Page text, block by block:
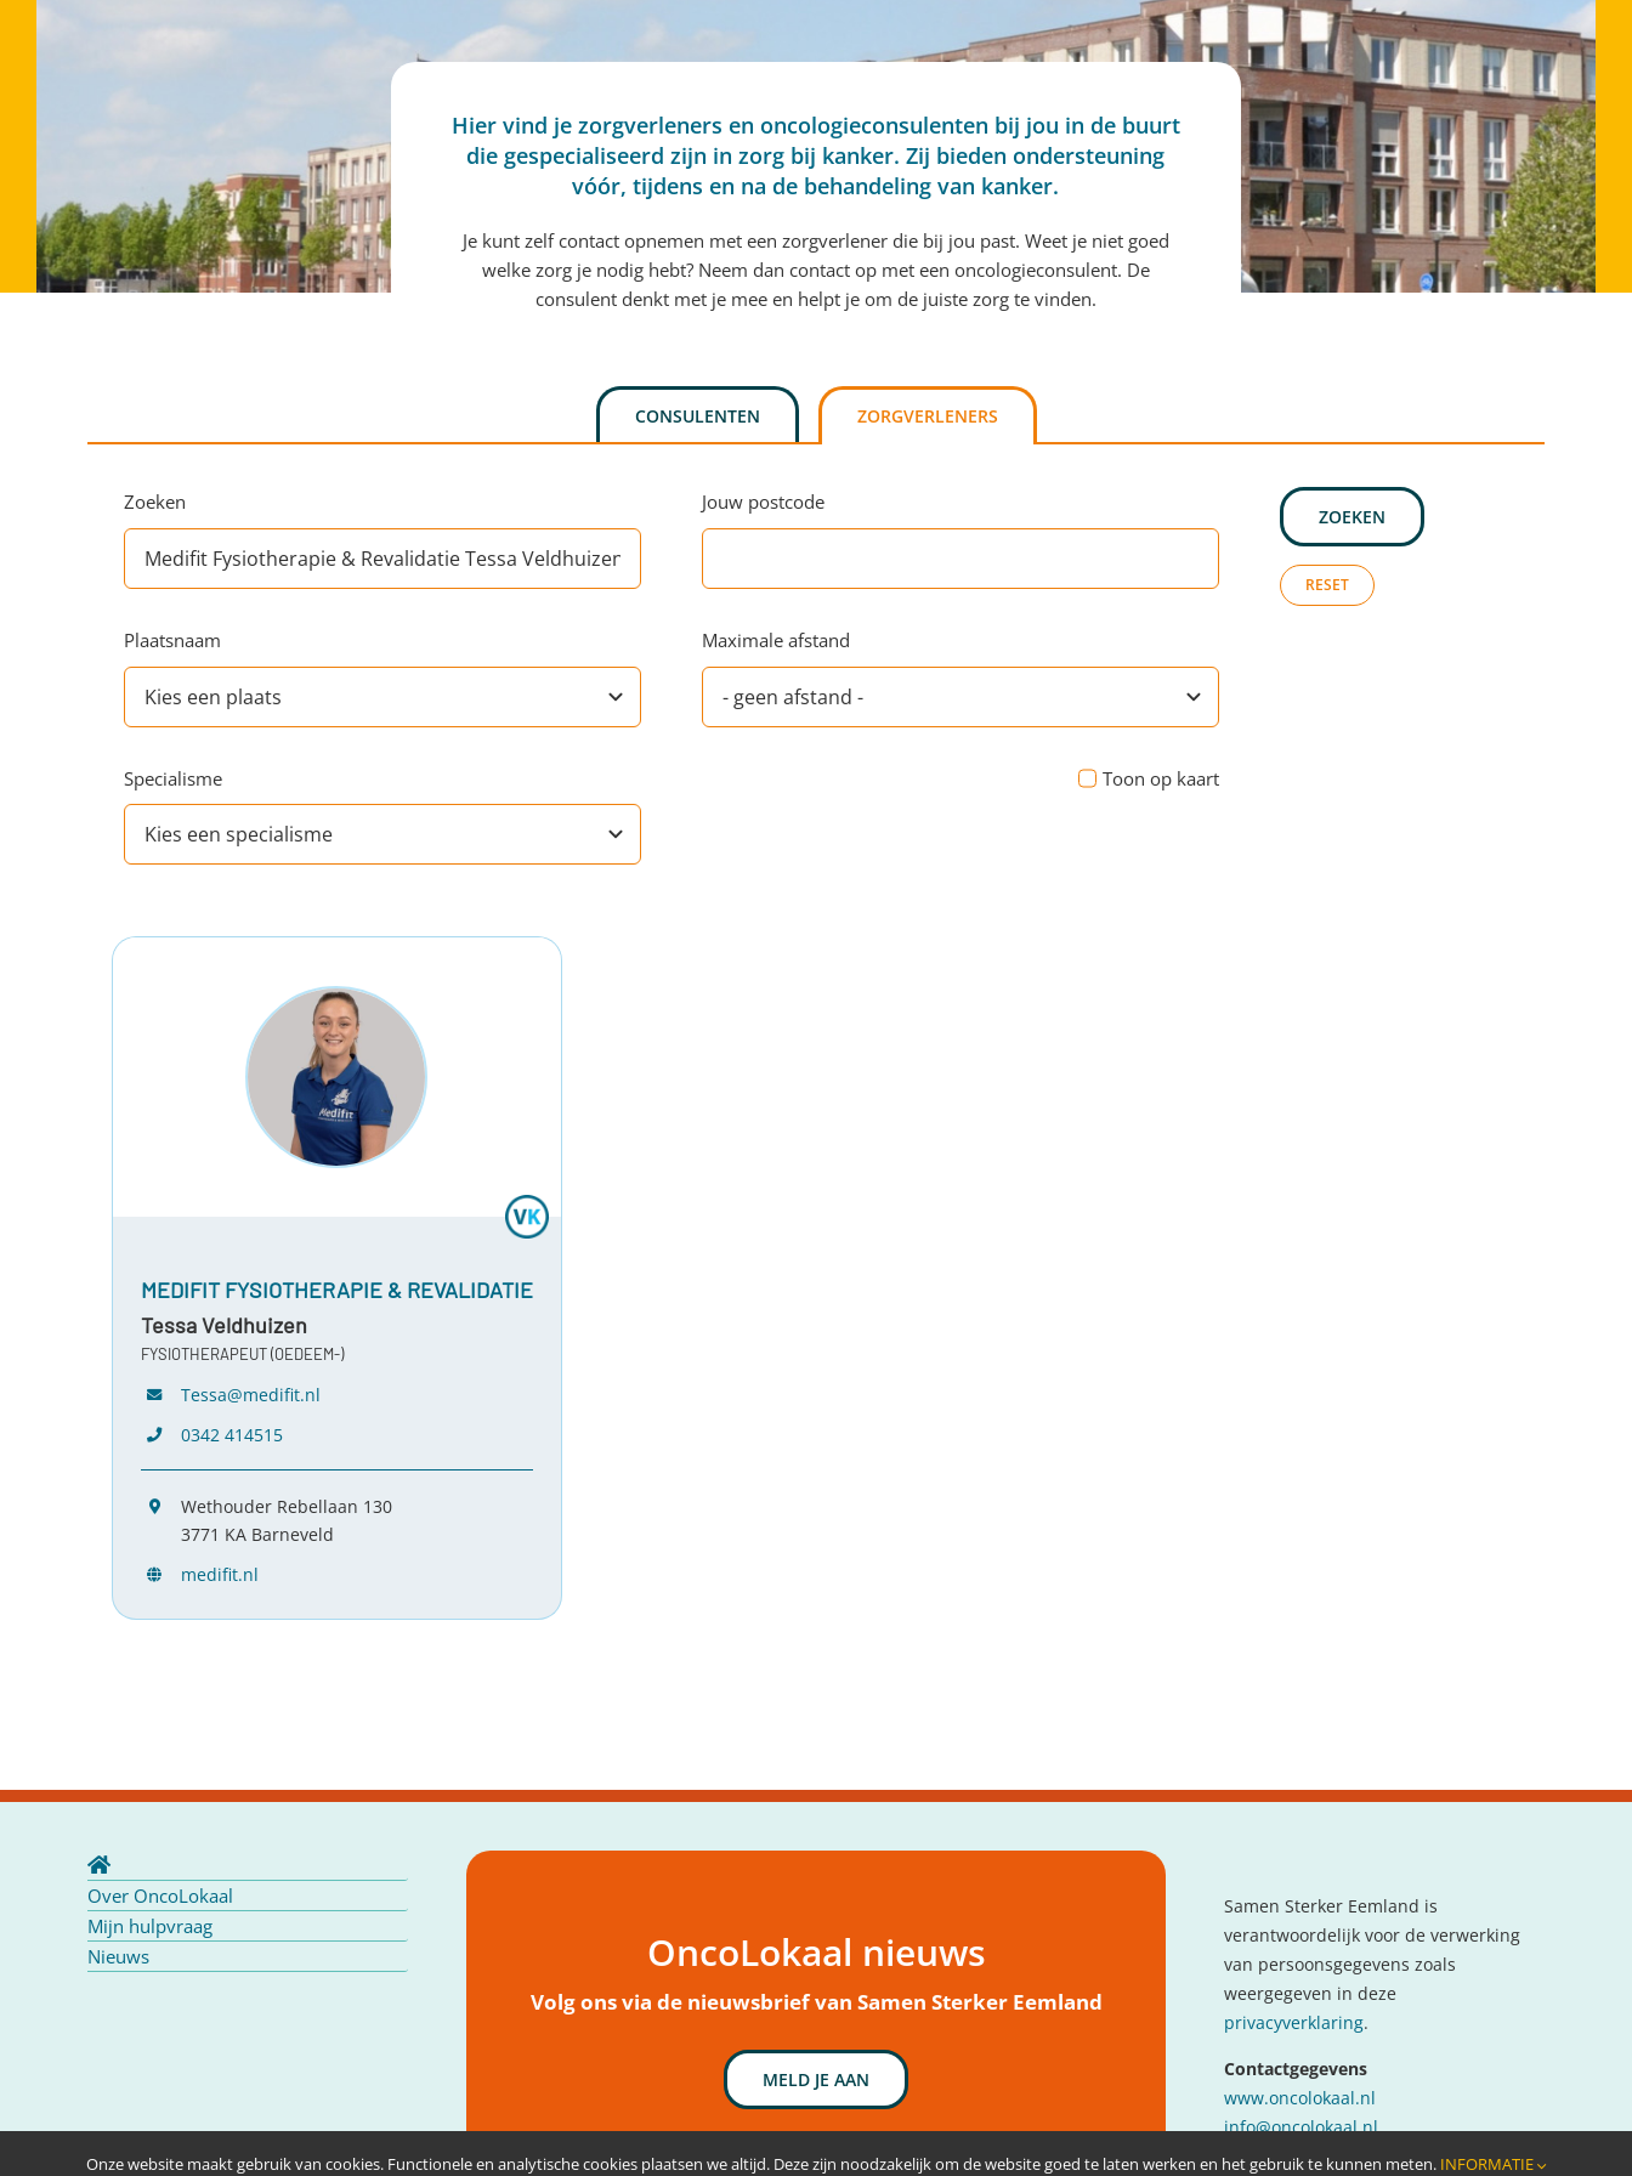
Hier vind je zorgverleners en oncologieconsulenten bij jou in de buurt
die gespecialiseerd zijn in zorg bij kanker. Zij bieden ondersteuning
vóór, tijdens en na de behandeling van kanker.
Je kunt zelf contact opnemen met een zorgverlener die bij jou past. Weet je niet goed
welke zorg je nodig hebt? Neem dan contact op met een oncologieconsulent. De
consulent denkt met je mee en helpt je om de juiste zorg te vinden.
CONSULENTEN ZORGVERLENERS
Zoeken
Plaatsnaam
Specialisme
Jouw postcode
Maximale afstand
Toon op kaart
ZOEKEN
RESET
MEDIFIT FYSIOTHERAPIE & REVALIDATIE
Tessa Veldhuizen
FYSIOTHERAPEUT (OEDEEM-)
Tessa@medifit.nl
0342 414515
Wethouder Rebellaan 130
3771 KA Barneveld
medifit.nl
Over OncoLokaal
Mijn hulpvraag
Nieuws
OncoLokaal nieuws
Volg ons via de nieuwsbrief van Samen Sterker Eemland
MELD JE AAN
Samen Sterker Eemland is
verantwoordelijk voor de verwerking
van persoonsgegevens zoals
weergegeven in deze
privacyverklaring.
Contactgegevens
www.oncolokaal.nl
info@oncolokaal.nl
Onze website maakt gebruik van cookies. Functionele en analytische cookies plaatsen we altijd. Deze zijn noodzakelijk om de website goed te laten werken en het gebruik te kunnen meten. INFORMATIE